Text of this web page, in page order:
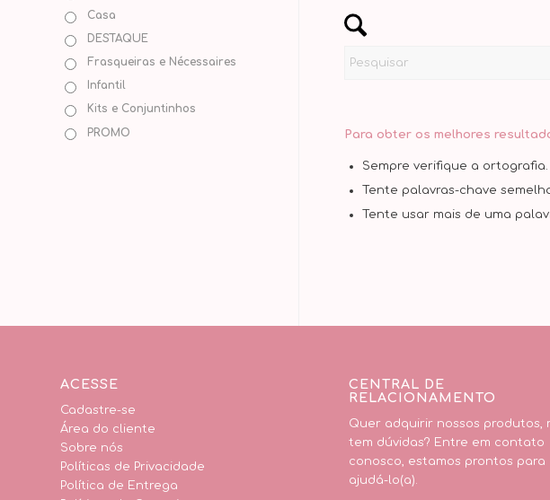
Para obter os melhores
Sempre verifique a ortografia.
Tente palavras-chave
Tente usar mais de uma
Casa
DESTAQUE
Frasqueiras e Nécessaires
Infantil
Kits e Conjuntinhos
PROMO
ACESSE
Cadastre-se
Área do cliente
Sobre nós
Políticas de Privacidade
Política de Entrega
CENTRAL DE
RELACIONAMENTO
Quer adquirir nossos produtos,
tem dúvidas? Entre em contato
conosco, estamos prontos para
ajudá-lo(a).